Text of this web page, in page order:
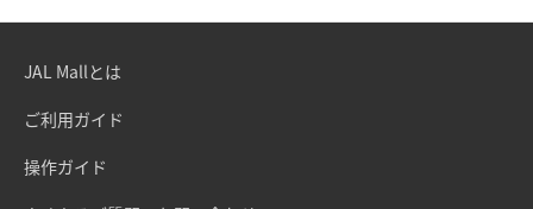
JAL Mallとは
ご利用ガイド
操作ガイド